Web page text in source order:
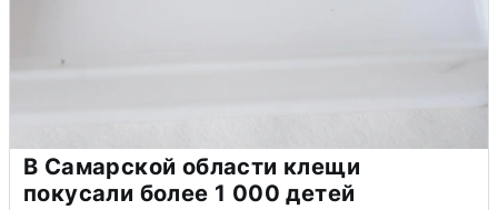
В Самарской области клещи
покусали более 1 000 детей